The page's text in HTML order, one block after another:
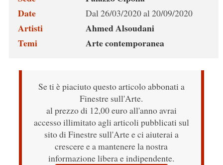
Date
Dal 26/03/2020 al 20/09/2020
Artisti
Ahmed Alsoudani
Temi
Arte contemporanea
Se ti è piaciuto questo articolo abbonati a
Finestre sull'Arte.
al prezzo di 12,00 euro all'anno avrai
accesso illimitato agli articoli pubblicati sul
sito di Finestre sull'Arte e ci aiuterai a
crescere e a mantenere la nostra
informazione libera e indipendente.